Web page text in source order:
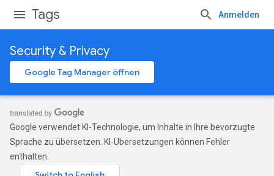
Tags Anmelden
Security & Privacy
Google Tag Manager öffnen
Google verwendet KI-Technologie, um Inhalte in Ihre bevorzugte
Sprache zu übersetzen. KI-Übersetzungen können Fehler
enthalten.